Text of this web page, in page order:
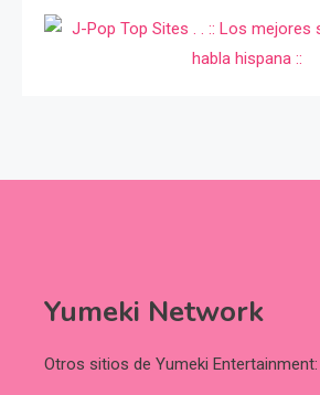
Yumeki Network
Otros sitios de Yumeki Entertainment: